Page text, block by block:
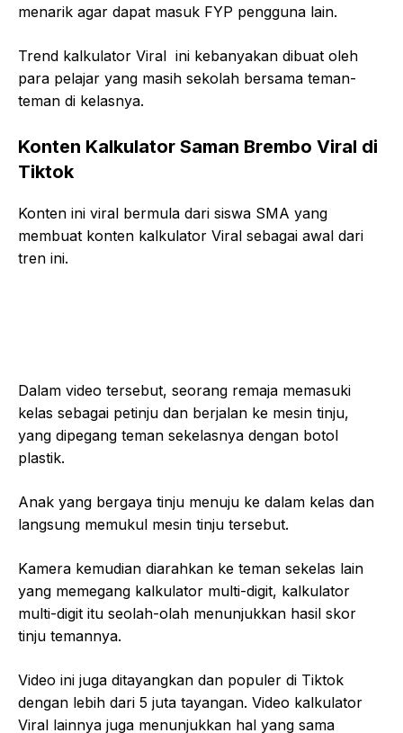
menarik agar dapat masuk FYP pengguna lain.
Trend kalkulator Viral ini kebanyakan dibuat oleh
para pelajar yang masih sekolah bersama teman-
teman di kelasnya.
Konten Kalkulator Saman Brembo Viral di
Tiktok
Konten ini viral bermula dari siswa SMA yang
membuat konten kalkulator Viral sebagai awal dari
tren ini.
Dalam video tersebut, seorang remaja memasuki
kelas sebagai petinju dan berjalan ke mesin tinju,
yang dipegang teman sekelasnya dengan botol
plastik.
Anak yang bergaya tinju menuju ke dalam kelas dan
langsung memukul mesin tinju tersebut.
Kamera kemudian diarahkan ke teman sekelas lain
yang memegang kalkulator multi-digit, kalkulator
multi-digit itu seolah-olah menunjukkan hasil skor
tinju temannya.
Video ini juga ditayangkan dan populer di Tiktok
dengan lebih dari 5 juta tayangan. Video kalkulator
Viral lainnya juga menunjukkan hal yang sama